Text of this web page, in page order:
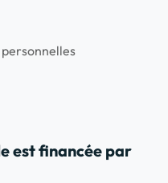
est financée par